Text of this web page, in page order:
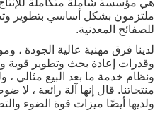
بشكل أساسي بتطوير وتصنيع
المعدنية.
مهنية عالية الجودة ، ومواهب
إعادة بحث وتطوير قوية ومستقلة
ما بعد البيع مثالي ، ولدينا
قال إنها آلة رائعة ، لا ضوضاء ،
أيضًا ميزات قوة الضوء والتصميم